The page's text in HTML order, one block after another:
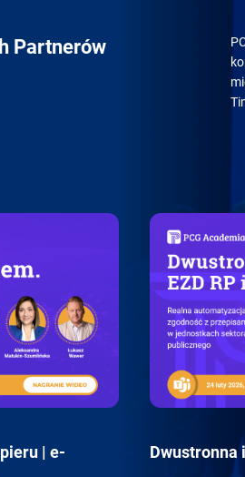
Partnerów
| e-
Dwustronna